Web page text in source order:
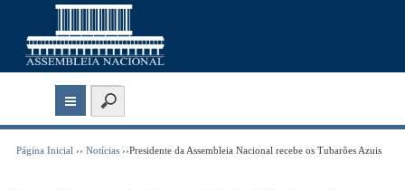
Página Inicial ›› Notícias››Presidente da Assembleia Nacional recebe os Tubarões Azuis